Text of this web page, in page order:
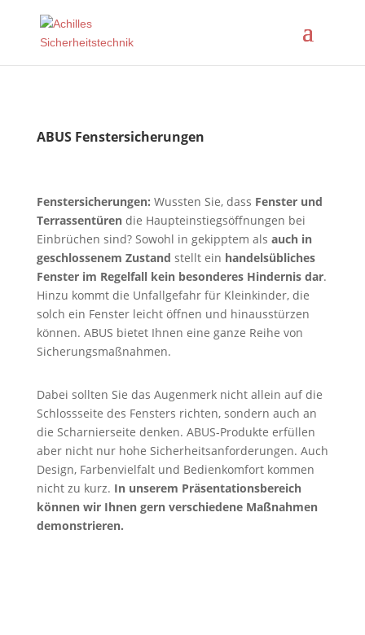
ABUS Fenstersicherungen
Fenstersicherungen: Wussten Sie, dass Fenster und
Terrassentürendie Haupteinstiegsöffnungen bei
Einbrüchen sind? Sowohl in gekipptem als auch in
geschlossenem Zustand stellt ein handelsübliches
Fenster im Regelfall kein besonderes Hindernis dar.
Hinzu kommt die Unfallgefahr für Kleinkinder, die
solch ein Fenster leicht öffnen und hinausstürzen
können. ABUS bietet Ihnen eine ganze Reihe von
Sicherungsmaßnahmen.
Dabei sollten Sie das Augenmerk nicht allein auf die
Schlossseite des Fensters richten, sondern auch an
die Scharnierseite denken. ABUS-Produkte erfüllen
aber nicht nur hohe Sicherheitsanforderungen. Auch
Design, Farbenvielfalt und Bedienkomfort kommen
nicht zu kurz. In unserem Präsentationsbereich
können wir Ihnen gern verschiedene Maßnahmen
demonstrieren.